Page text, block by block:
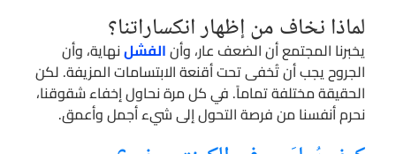
لماذا نخاف من إظهار انكساراتنا؟
يخبرنا المجتمع أن الضعف عار، وأنالفشلنهاية، وأن
الجروح يجب أن تُخفى تحت أقنعة الابتسامات المزيفة. لكن
الحقيقة مختلفة تماماً. في كل مرة نحاول إخفاء شقوقنا،
نحرم أنفسنا من فرصة التحول إلى شيء أجمل وأعمق.